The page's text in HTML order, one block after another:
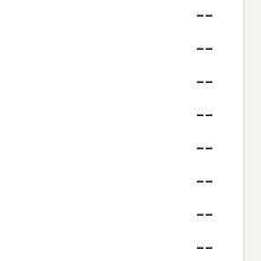
--
--
--
--
--
--
--
--